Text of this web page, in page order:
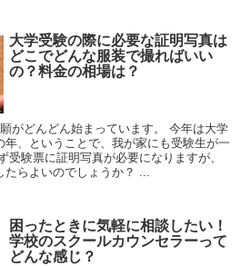
大学受験の際に必要な証明写真は
どこでどんな服装で撮ればいい
の？料金の相場は？
がどんどん始まっています。 今年は大学
年、ということで、我が家にも受験生が一
受験票に証明写真が必要になりますが、
らよいのでしょうか？ ...
困ったときに気軽に相談したい！
学校のスクールカウンセラーって
どんな感じ？